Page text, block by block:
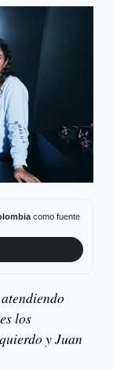
como fuente
los
y Juan